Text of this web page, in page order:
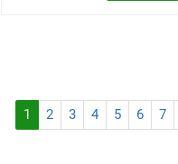
1 2 3 4 5 6 7